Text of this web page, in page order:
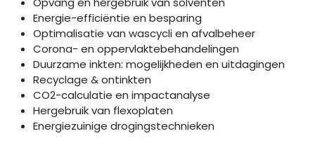
Energie-efficiëntie en besparing
Optimalisatie van wascycli en afvalbeheer
Corona- en oppervlaktebehandelingen
Duurzame inkten: mogelijkheden en uitdagingen
Recyclage & ontinkten
CO2-calculatie en impactanalyse
Hergebruik van flexoplaten
Energiezuinige drogingstechnieken